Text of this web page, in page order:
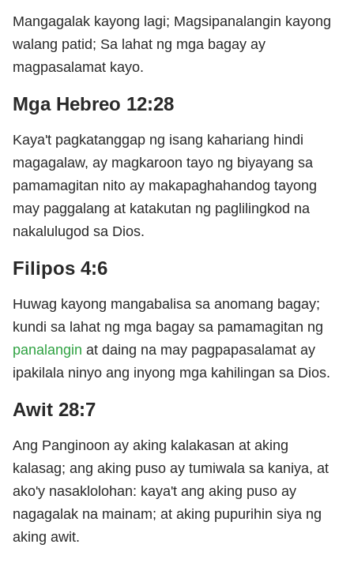
Mangagalak kayong lagi; Magsipanalangin kayong
walang patid; Sa lahat ng mga bagay ay
magpasalamat kayo.
Mga Hebreo 12:28
Kaya't pagkatanggap ng isang kahariang hindi
magagalaw, ay magkaroon tayo ng biyayang sa
pamamagitan nito ay makapaghahandog tayong
may paggalang at katakutan ng paglilingkod na
nakalulugod sa Dios.
Filipos 4:6
Huwag kayong mangabalisa sa anomang bagay;
kundi sa lahat ng mga bagay sa pamamagitan ng
panalangin at daing na may pagpapasalamat ay
ipakilala ninyo ang inyong mga kahilingan sa Dios.
Awit 28:7
Ang Panginoon ay aking kalakasan at aking
kalasag; ang aking puso ay tumiwala sa kaniya, at
ako'y nasaklolohan: kaya't ang aking puso ay
nagagalak na mainam; at aking pupurihin siya ng
aking awit.